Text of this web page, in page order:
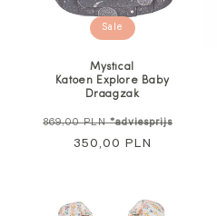
Sale
Mystical
Katoen Explore Baby
Draagzak
Normale
869,00 PLN*adviesprijs
350,00 PLN